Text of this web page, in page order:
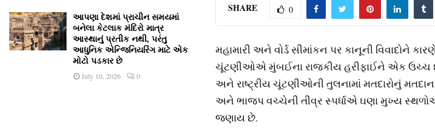
SHARE 0
મહામારી અને વોર્ડ સીમાંકન પર કાનૂની વિવાદોને
ચૂંટણીઓએ મુંબઈના રાજકીય હરીફાઈને એક ઉચ્ચ
અને રાષ્ટ્રીય ચૂંટણીઓની તુલનામાં મતદારોનું
અને ભાજપ વચ્ચેની તીવ્ર સ્પર્ધાએ ઘણા મુખ્ય સ્થળોએ
જણાય છે.
આપણા દેશમાં પ્રાચીન સમયમાં
બનેલા કેટલાક મંદિરો માત્ર
આસ્થાનું પ્રતીક નથી, પરંતુ
આધુનિક એન્જિનિયરિંગ માટે એક
મોટો પડકાર છે
July 10, 2026 0